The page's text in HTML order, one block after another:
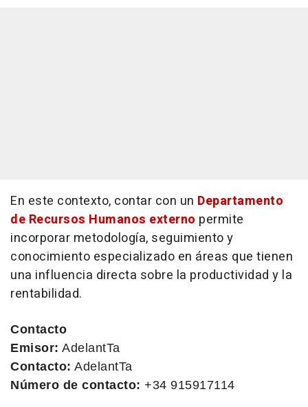
En este contexto, contar con un Departamento
de Recursos Humanos externo permite
incorporar metodología, seguimiento y
conocimiento especializado en áreas que tienen
una influencia directa sobre la productividad y la
rentabilidad.
Contacto
Emisor: AdelantTa
Contacto: AdelantTa
Número de contacto: +34 915917114